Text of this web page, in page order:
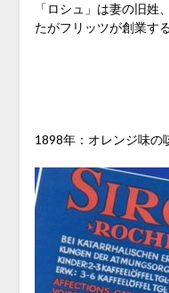
「ロシュ」は妻の旧姓
たがフリッツが創業す
1898年：オレンジ味の